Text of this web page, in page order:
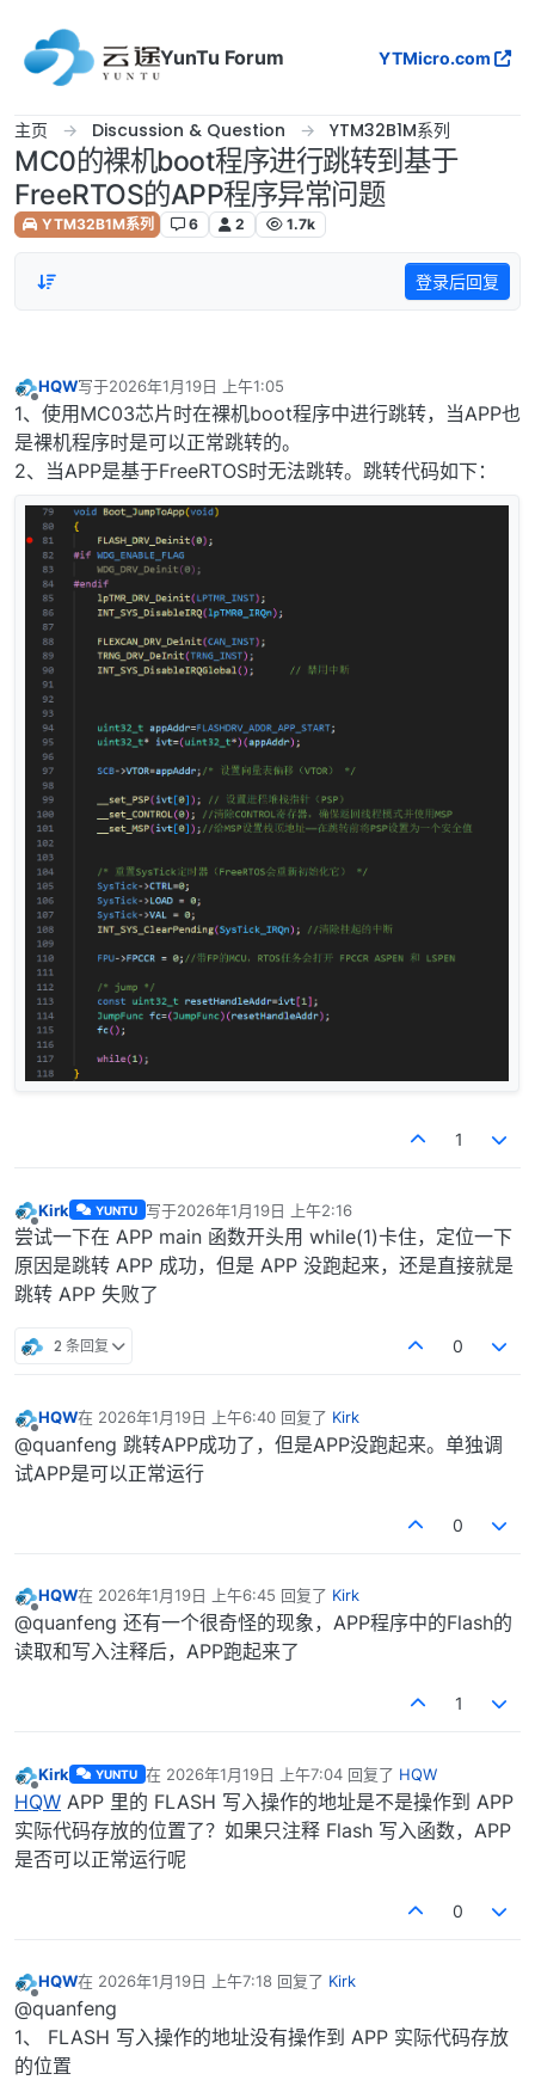
YunTu Forum
YTMicro.com
主页 Discussion & Question YTM32B1M系列
MC0的裸机boot程序进行跳转到基于
FreeRTOS的APP程序异常问题
YTM32B1M系列 6 2 1.7k
登录后回复
离线
HQW写于2026年1月19日 上午1:05
最后由 编辑
1、使用MC03芯片时在裸机boot程序中进行跳转，当APP也
是裸机程序时是可以正常跳转的。
2、当APP是基于FreeRTOS时无法跳转。跳转代码如下：
1
离线
Kirk YUNTU 写于2026年1月19日 上午2:16
最后由 编辑
尝试一下在 APP main 函数开头用 while(1)卡住，定位一下
原因是跳转 APP 成功，但是 APP 没跑起来，还是直接就是
跳转 APP 失败了
2 条回复 0
离线
HQW在 2026年1月19日 上午6:40 回复了 Kirk
最后由 编辑
@quanfeng 跳转APP成功了，但是APP没跑起来。单独调
试APP是可以正常运行
0
离线
HQW在 2026年1月19日 上午6:45 回复了 Kirk
最后由 编辑
@quanfeng 还有一个很奇怪的现象，APP程序中的Flash的
读取和写入注释后，APP跑起来了
1
离线
Kirk YUNTU 在 2026年1月19日 上午7:04回复了 HQW
最后由 编辑
HQW APP 里的 FLASH 写入操作的地址是不是操作到 APP
实际代码存放的位置了？如果只注释 Flash 写入函数，APP
是否可以正常运行呢
0
离线
HQW在 2026年1月19日 上午7:18 回复了 Kirk
最后由 编辑
@quanfeng
1、 FLASH 写入操作的地址没有操作到 APP 实际代码存放
的位置